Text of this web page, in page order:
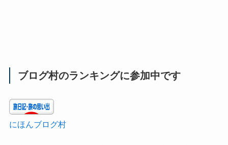
ブログ村のランキングに参加中です
にほんブログ村